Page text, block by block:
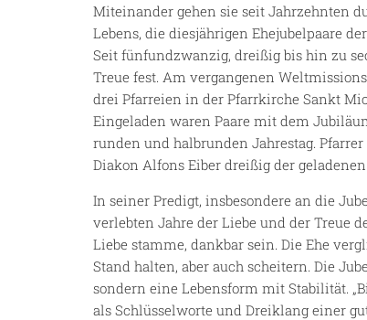
Miteinander gehen sie seit Jahrzehnten
Lebens, die diesjährigen Ehejubelpaare
Seit fünfundzwanzig, dreißig bis hin zu
Treue fest. Am vergangenen
drei Pfarreien in der Pfarrkirche Sankt
Eingeladen waren Paare mit dem
runden und halbrunden Jahrestag.
Diakon Alfons Eiber dreißig der
In seiner Predigt, insbesondere an die
verlebten Jahre der Liebe und der Treue
Liebe stamme, dankbar sein. Die Ehe
Stand halten, aber auch scheitern. Die
sondern eine Lebensform mit Stabilität.
als Schlüsselworte und Dreiklang einer